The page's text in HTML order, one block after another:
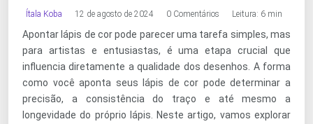
Ítala Koba 12 de agosto de 2024 0 Comentários Leitura: 6 min
Apontar lápis de cor pode parecer uma tarefa simples, mas
para artistas e entusiastas, é uma etapa crucial que
influencia diretamente a qualidade dos desenhos. A forma
como você aponta seus lápis de cor pode determinar a
precisão, a consistência do traço e até mesmo a
longevidade do próprio lápis. Neste artigo, vamos explorar